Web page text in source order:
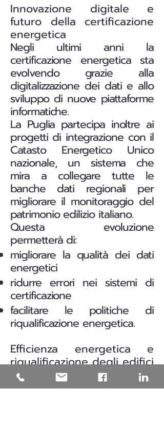
Innovazione digitale e
futuro della certificazione
energetica
Negli ultimi anni la
certificazione energetica sta
evolvendo grazie alla
digitalizzazione dei dati e allo
sviluppo di nuove piattaforme
informatiche.
La Puglia partecipa inoltre ai
progetti di integrazione con il
Catasto Energetico Unico
nazionale, un sistema che
mira a collegare tutte le
banche dati regionali per
migliorare il monitoraggio del
patrimonio edilizio italiano.
Questa evoluzione
permetterà di:
migliorare la qualità dei dati
energetici
ridurre errori nei sistemi di
certificazione
facilitare le politiche di
riqualificazione energetica.
Efficienza energetica e
riqualificazione degli edifici
in Puglia
Una parte significativa del